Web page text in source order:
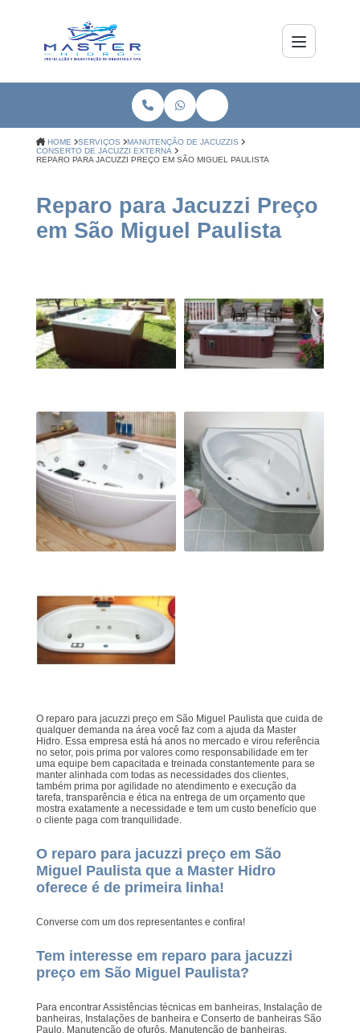
HOME SERVIÇOS
MANUTENÇÃO DE JACUZZIS
CONSERTO DE JACUZZI EXTERNA
REPARO PARA JACUZZI PREÇO EM SÃO MIGUEL PAULISTA
Reparo para Jacuzzi Preço
em São Miguel Paulista
O reparo para jacuzzi preço em São Miguel Paulista que cuida de
qualquer demanda na área você faz com a ajuda da Master
Hidro. Essa empresa está há anos no mercado e virou referência
no setor, pois prima por valores como responsabilidade em ter
uma equipe bem capacitada e treinada constantemente para se
manter alinhada com todas as necessidades dos clientes,
também prima por agilidade no atendimento e execução da
tarefa, transparência e ética na entrega de um orçamento que
mostra exatamente a necessidade e tem um custo benefício que
o cliente paga com tranquilidade.
O reparo para jacuzzi preço em São
Miguel Paulista que a Master Hidro
oferece é de primeira linha!
Converse com um dos representantes e confira!
Tem interesse em reparo para jacuzzi
preço em São Miguel Paulista?
Para encontrar Assistências técnicas em banheiras, Instalação de
banheiras, Instalações de banheira e Conserto de banheiras São
Paulo, Manutenção de ofurôs, Manutenção de banheiras,